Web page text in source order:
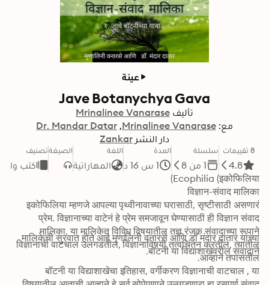
عينة
Jave Botanychya Gava
تأليف Mrinalinee Vanarase
مع: Mrinalinee Vanarase
Dr. Mandar Datar
دار النشر Zankar
8 تقييمات
4.8
سلسلة
1 من 8
المدة
1 س 16 د
اللغة
المهاراتية
الصيغةتصنيف
كتب
मालिका. या मालिकेत विविध विषयातील तज्ञ रंजक संवादाच्या रूपाने
आव्हाने तपासतील.
मालिकेची सुरवात होते आहे मृणालिनी वनारसे आणि डॉ मंदार दातार यांच्या
बॉटनी या विद्याशाखेवरील संवादाने.